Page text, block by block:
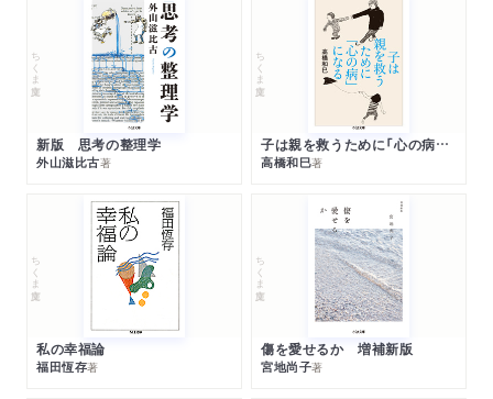
ちくま文庫
新版 思考の整理学
外山滋比古著
ちくま文庫
子は親を救うために「心の病」になる
高橋和巳著
ちくま文庫
私の幸福論
福田恆存著
ちくま文庫
傷を愛せるか 増補新版
宮地尚子著